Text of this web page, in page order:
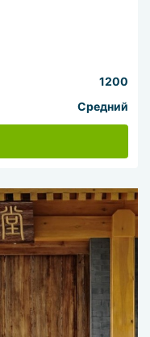
1200
Средний